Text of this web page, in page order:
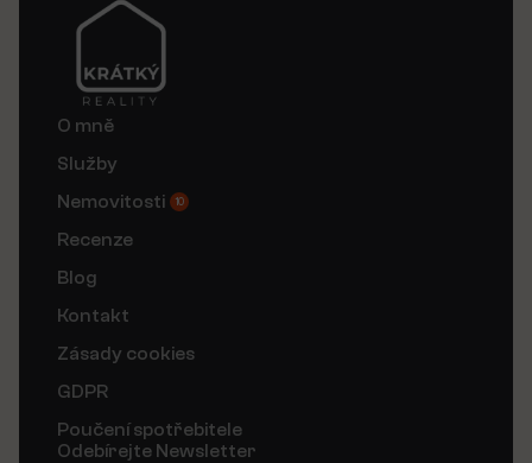
O mně
Služby
Nemovitosti
10
Recenze
Blog
Kontakt
Zásady cookies
GDPR
Poučení spotřebitele
Odebírejte Newsletter